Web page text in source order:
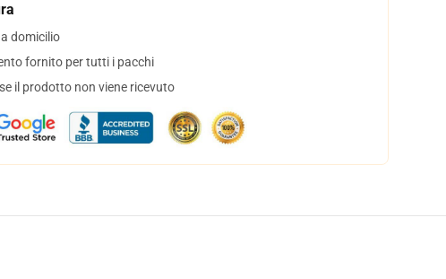
domicilio
fornito per tutti i pacchi
il prodotto non viene ricevuto